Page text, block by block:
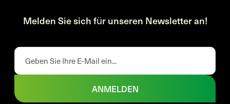
Melden Sie sich für unseren Newsletter an!
ANMELDEN